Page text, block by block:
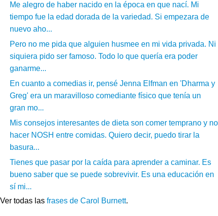
Me alegro de haber nacido en la época en que nací. Mi
tiempo fue la edad dorada de la variedad. Si empezara de
nuevo aho...
Pero no me pida que alguien husmee en mi vida privada. Ni
siquiera pido ser famoso. Todo lo que quería era poder
ganarme...
En cuanto a comedias ir, pensé Jenna Elfman en 'Dharma y
Greg' era un maravilloso comediante físico que tenía un
gran mo...
Mis consejos interesantes de dieta son comer temprano y no
hacer NOSH entre comidas. Quiero decir, puedo tirar la
basura...
Tienes que pasar por la caída para aprender a caminar. Es
bueno saber que se puede sobrevivir. Es una educación en
sí mi...
Ver todas las frases de Carol Burnett.